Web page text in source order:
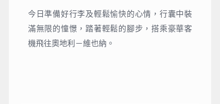
今日準備好行李及輕鬆愉快的心情，行囊中裝
滿無限的憧憬，踏著輕鬆的腳步，搭乘豪華客
機飛往奧地利－維也納。